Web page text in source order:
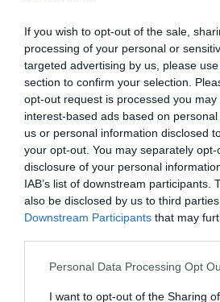
If you wish to opt-out of the sale,
processing of your personal or
targeted advertising by us, please
section to confirm your selection.
opt-out request is processed you may
interest-based ads based on
us or personal information disclosed
your opt-out. You may separately
disclosure of your personal
IAB’s list of downstream participants.
also be disclosed by us to third
Downstream Participants that may
Please note that this website/app
not limited to your visit or usage
Personal Data Processing Opt
I want to opt-out of the Sharing